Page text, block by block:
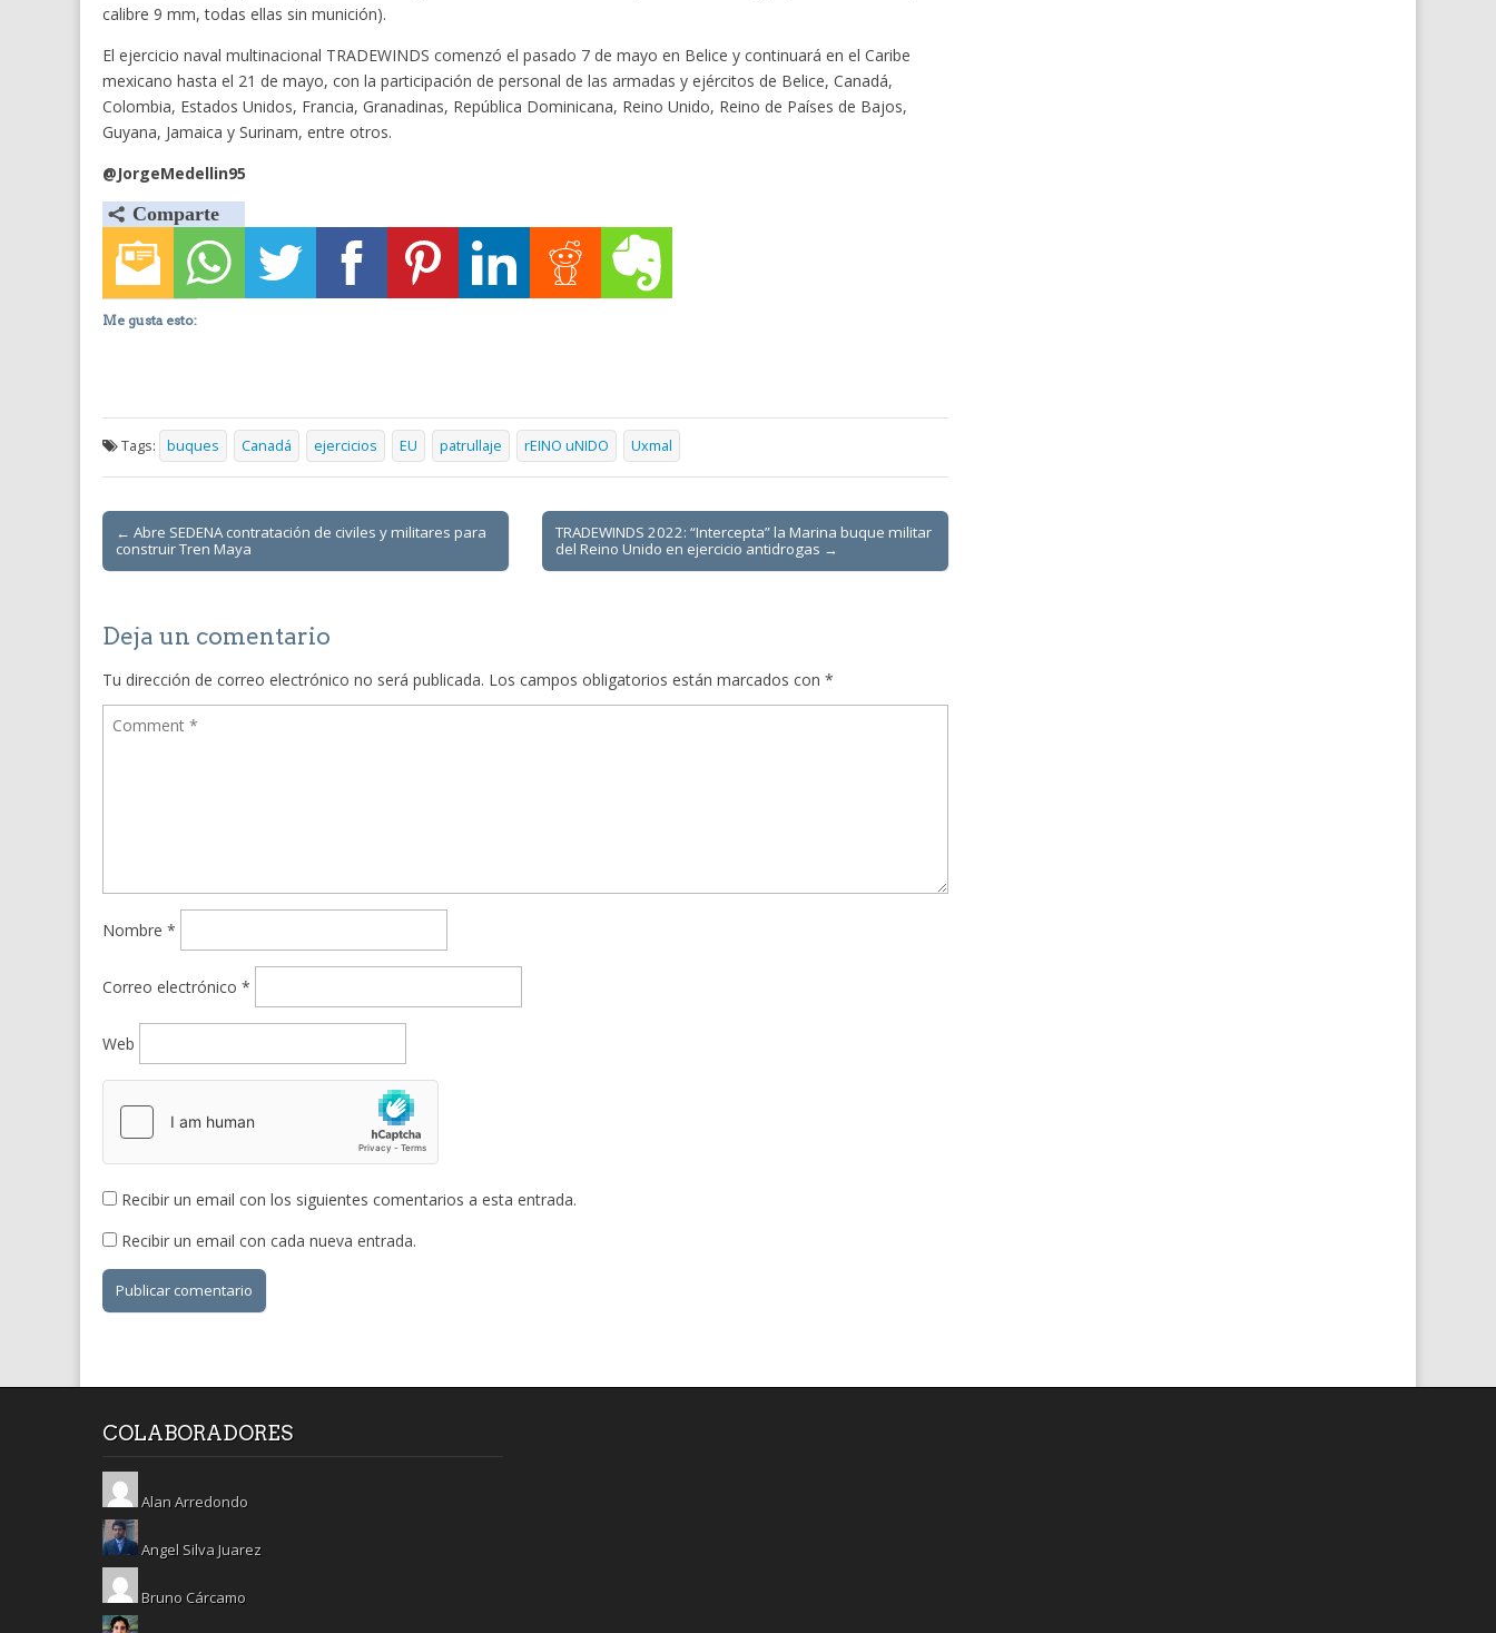
calibre 9 mm, todas ellas sin munición).
El ejercicio naval multinacional TRADEWINDS comenzó el pasado 7 de mayo en Belice y continuará en el Caribe
mexicano hasta el 21 de mayo, con la participación de personal de las armadas y ejércitos de Belice, Canadá,
Colombia, Estados Unidos, Francia, Granadinas, República Dominicana, Reino Unido, Reino de Países de Bajos,
Guyana, Jamaica y Surinam, entre otros.
@JorgeMedellin95
Me gusta esto:
Tags: buques Canadá ejercicios EU patrullaje rEINO uNIDO Uxmal
Post
navigation
← Abre SEDENA contratación de civiles y militares para
construir Tren Maya
TRADEWINDS 2022: “Intercepta” la Marina buque militar
del Reino Unido en ejercicio antidrogas →
Deja un comentario
Tu dirección de correo electrónico no será publicada. Los campos obligatorios están marcados con *
Nombre *
Correo electrónico *
Web
Recibir un email con los siguientes comentarios a esta entrada.
Recibir un email con cada nueva entrada.
COLABORADORES
Alan Arredondo
Angel Silva Juarez
Bruno Cárcamo